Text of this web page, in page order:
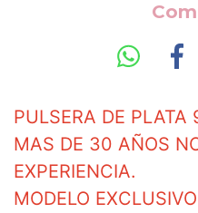
PULSERA DE
MAS DE 30 AÑOS
EXPERIENCIA.
MODELO